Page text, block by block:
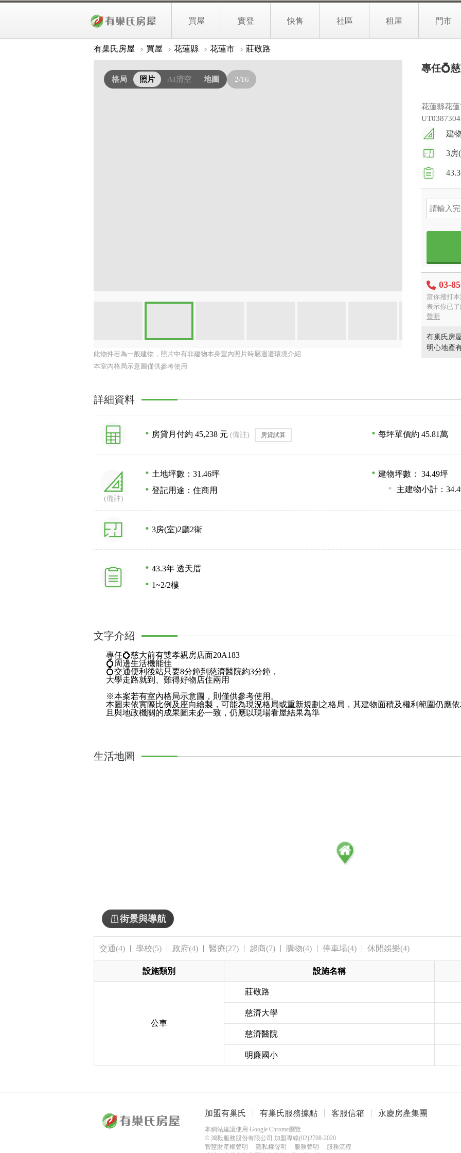
買屋 實登 快售 社區 租屋 門市
有巢氏房屋
買屋 花蓮縣 花蓮市 莊敬路
格局 照片 AI清空 地圖 2/16
此物件若為一般建物，照片中有非建物本身室內照片時屬週遭環境介紹
本室內格局示意圖僅供參考使用
專任💍
花蓮縣花
UT0387304
建
3房
03-
當你撥打
表示你已
聲明
有巢氏房
明心地產
詳細資料
房貸月付約 45,238 元 (備註) 房貸試算 每坪單價約 45.81萬
(備註)
土地坪數：31.46坪
登記用途：住商用
建物坪數： 34.49坪
主建物小計：
3房(室)2廳2衛
43.3年 透天厝
1~2/2樓
文字介紹
專任💍慈大前有雙孝親房店面20A183
💍周邊生活機能佳
💍交通便利後站只要8分鐘到慈濟醫院約3分鐘，
大學走路就到、難得好物店住兩用
※本案若有室內格局示意圖，則僅供參考使用。
本圖未依實際比例及座向繪製，可能為現況格局或重新規劃之格局，其建物面積及權利範圍仍應
且與地政機關的成果圖未必一致，仍應以現場看屋結果為準
生活地圖
街景與導航
交通(4) 學校(5) 政府(4) 醫療(27) 超商(7) 購物(4) 停車場(4) 休閒娛樂(4)
設施類別 設施名稱
公車
莊敬路
慈濟大學
慈濟醫院
明廉國小
加盟有巢氏 有巢氏服務據點 客服信箱 永慶房產集團
本網站建議使用 Google Chrome瀏覽
© 鴻毅服務股份有限公司 加盟專線(02)2708-2020
智慧財產權聲明
隱私權聲明 服務聲明
服務流程